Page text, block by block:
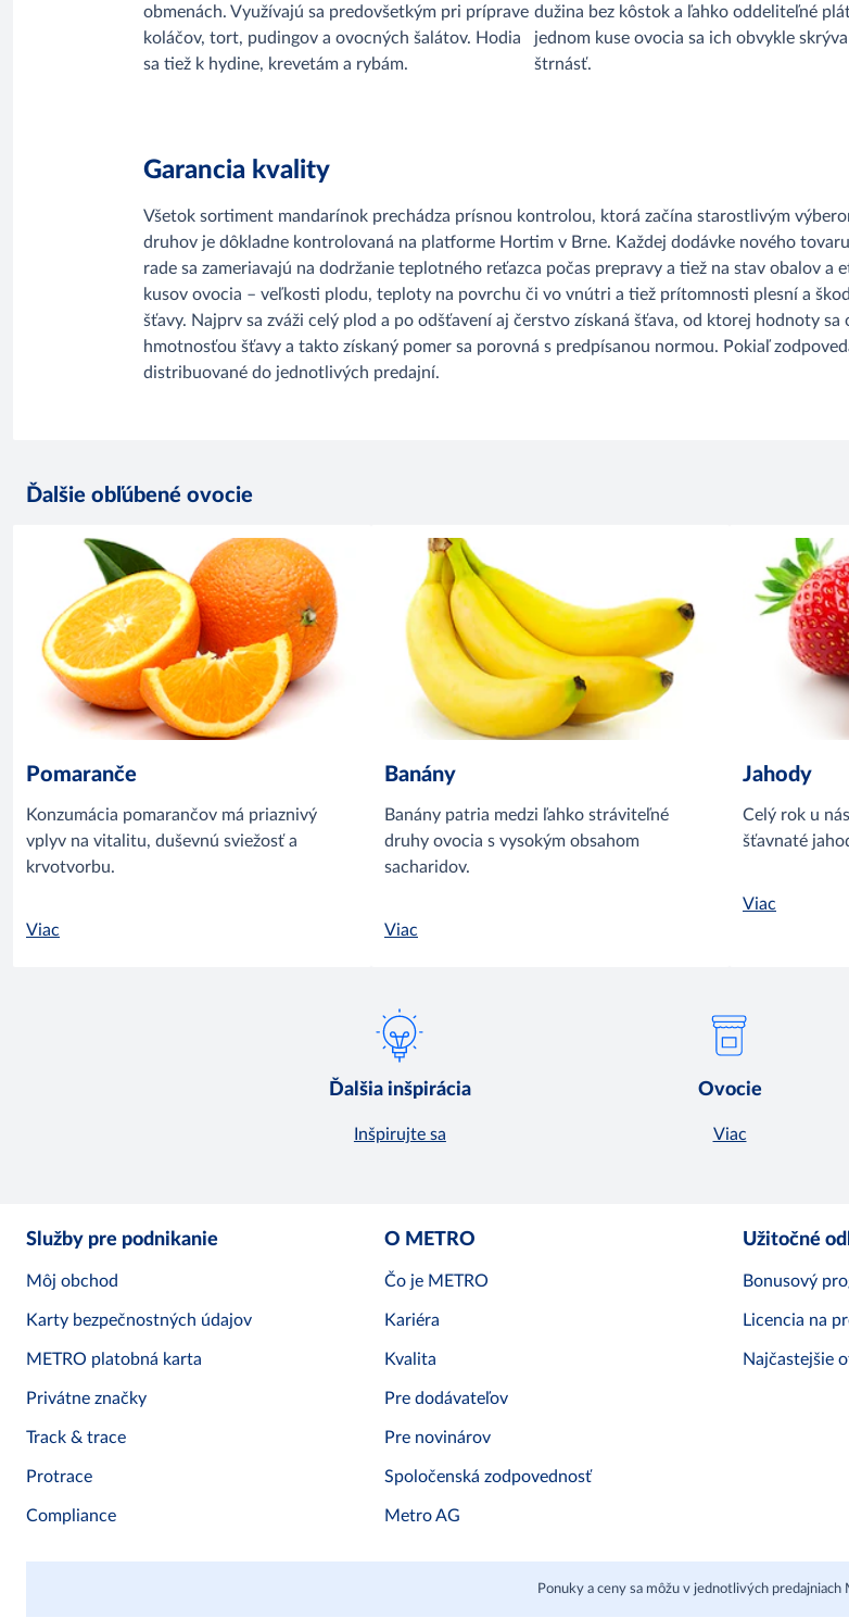
obmenách. Využívajú sa predovšetkým pri príprave
koláčov, tort, pudingov a ovocných šalátov. Hodia
sa tiež k hydine, krevetám a rybám.
dužina bez kôstok a ľahko oddeliteľné
jednom kuse ovocia sa ich obvykle
štrnásť.
Garancia kvality
Všetok sortiment mandarínok prechádza prísnou kontrolou, ktorá začína starostlivým
druhov je dôkladne kontrolovaná na platforme Hortim v Brne. Každej dodávke nového
rade sa zameriavajú na dodržanie teplotného reťazca počas prepravy a tiež na stav obalov
kusov ovocia – veľkosti plodu, teploty na povrchu či vo vnútri a tiež prítomnosti plesní a
šťavy. Najprv sa zváži celý plod a po odšťavení aj čerstvo získaná šťava, od ktorej hodnoty
hmotnosťou šťavy a takto získaný pomer sa porovná s predpísanou normou. Pokiaľ
distribuované do jednotlivých predajní.
Ďalšie obľúbené ovocie
Pomaranče
Konzumácia pomarančov má priaznivý
vplyv na vitalitu, duševnú sviežosť a
krvotvorbu.
Viac
Banány
Banány patria medzi ľahko stráviteľné
druhy ovocia s vysokým obsahom
sacharidov.
Viac
Jahody
Celý rok u
šťavnaté
Viac
Ďalšia inšpirácia
Inšpirujte sa
Ovocie
Viac
Služby pre podnikanie
Môj obchod
Karty bezpečnostných údajov
METRO platobná karta
Privátne značky
Track & trace
Protrace
Compliance
O METRO
Čo je METRO
Kariéra
Kvalita
Pre dodávateľov
Pre novinárov
Spoločenská zodpovednosť
Metro AG
Užitočné
Bonusový
Licencia na
Najčastejšie
Ponuky a ceny sa môžu v jednotlivých predajniach